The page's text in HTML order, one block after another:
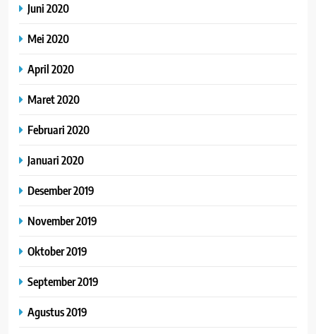
Juni 2020
Mei 2020
April 2020
Maret 2020
Februari 2020
Januari 2020
Desember 2019
November 2019
Oktober 2019
September 2019
Agustus 2019